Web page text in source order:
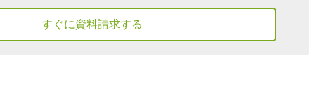
すぐに資料請求する